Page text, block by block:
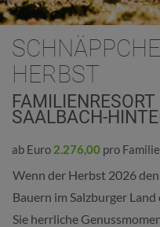
HERBST
SAALBACH-
ab Euro 2.276,00 pro
Wenn der Herbst 2026
Bauern im Salzburger
Sie herrliche